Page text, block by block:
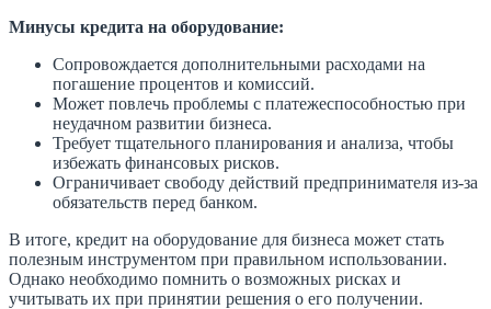
Минусы кредита на оборудование:
Сопровождается дополнительными расходами на
погашение процентов и комиссий.
Может повлечь проблемы с платежеспособностью при
неудачном развитии бизнеса.
Требует тщательного планирования и анализа, чтобы
избежать финансовых рисков.
Ограничивает свободу действий предпринимателя из-за
обязательств перед банком.
В итоге, кредит на оборудование для бизнеса может стать
полезным инструментом при правильном использовании.
Однако необходимо помнить о возможных рисках и
учитывать их при принятии решения о его получении.